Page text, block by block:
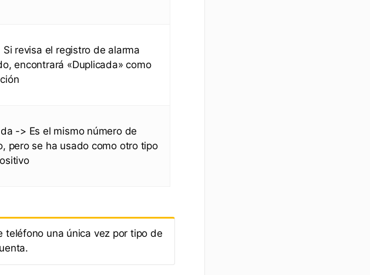
Si revisa el registro de alarma
encontrará «Duplicada» como
-> Es el mismo número de
pero se ha usado como otro tipo
teléfono una única vez por tipo de